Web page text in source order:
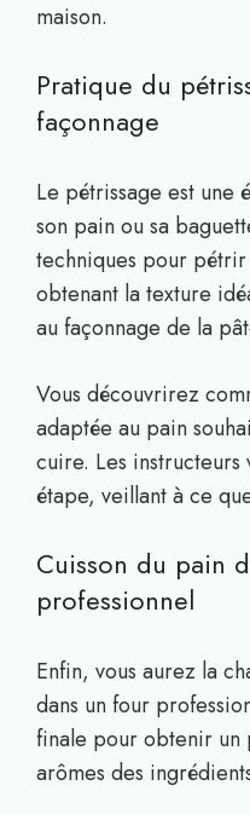
maison.
Pratique du
façonnage
Le pétrissage est une
son pain ou sa
techniques pour
obtenant la texture
au façonnage de la
Vous découvrirez
adaptée au pain
cuire. Les instructeurs
étape, veillant à ce
Cuisson du pain
professionnel
Enfin, vous aurez la
dans un four
finale pour obtenir un
arômes des